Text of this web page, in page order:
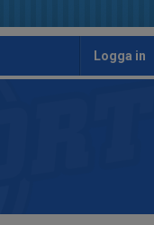
Logga in